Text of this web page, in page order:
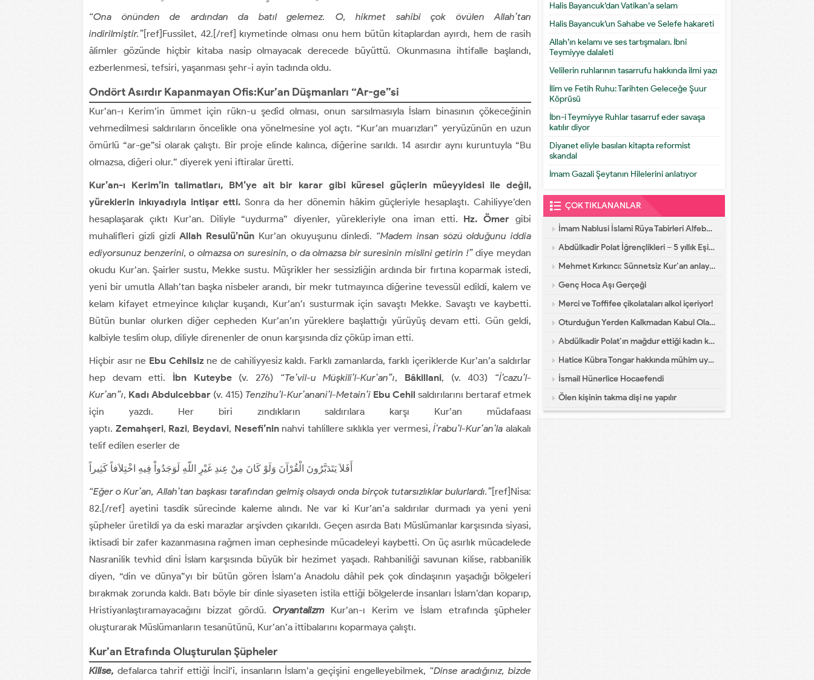
“Ona önünden de ardından da batıl gelemez. O, hikmet sahibi çok övülen Allah’tan
indirilmiştir.”[ref]Fussilet, 42.[/ref] kıymetinde olması onu hem bütün kitaplardan ayırdı, hem de rasih
âlimler gözünde hiçbir kitaba nasip olmayacak derecede büyüttü. Okunmasına ihtifalle başlandı,
ezberlenmesi, tefsiri, yaşanması şehr-i ayin tadında oldu.
Ondört Asırdır Kapanmayan Ofis:Kur’an Düşmanları “Ar-ge”si
Kur’an-ı Kerim’in ümmet için rükn-u şedîd olması, onun sarsılmasıyla İslam binasının çökeceğinin
vehmedilmesi saldırıların öncelikle ona yönelmesine yol açtı. “Kur’an muarızları” yeryüzünün en uzun
ömürlü “ar-ge”si olarak çalıştı. Bir proje elinde kalınca, diğerine sarıldı. 14 asırdır aynı kuruntuyla “Bu
olmazsa, diğeri olur.” diyerek yeni iftiralar üretti.
Kur’an-ı Kerim’in talimatları, BM’ye ait bir karar gibi küresel güçlerin müeyyidesi ile değil,
yüreklerin inkıyadıyla intişar etti. Sonra da her dönemin hâkim güçleriyle hesaplaştı. Cahiliyye’den
hesaplaşarak çıktı Kur’an. Diliyle “uydurma” diyenler, yürekleriyle ona iman etti. Hz. Ömer gibi
muhalifleri gizli gizliAllah Resulü’nün Kur’an okuyuşunu dinledi. “Madem insan sözü olduğunu iddia
ediyorsunuz benzerini, o olmazsa on suresinin, o da olmazsa bir suresinin mislini getirin !”diye meydan
okudu Kur’an. Şairler sustu, Mekke sustu. Müşrikler her sessizliğin ardında bir fırtına koparmak istedi,
yeni bir umutla Allah’tan başka nisbeler arandı, bir mekr tutmayınca diğerine tevessül edildi, kalem ve
kelam kifayet etmeyince kılıçlar kuşandı, Kur’an’ı susturmak için savaştı Mekke. Savaştı ve kaybetti.
Bütün bunlar olurken diğer cepheden Kur’an’ın yüreklere başlattığı yürüyüş devam etti. Gün geldi,
kalbiyle teslim olup, diliyle direnenler de onun karşısında diz çöküp iman etti.
Hiçbir asır ne Ebu Cehilsizne de cahiliyyesiz kaldı. Farklı zamanlarda, farklı içeriklerde Kur’an’a saldırlar
hep devam etti. İbn Kuteybe(v. 276) “Te’vil-u Müşkili’l-Kur’an”ı, Bâkillani, (v. 403) “İ’cazu’l-
Kur’an”ı, Kadı Abdulcebbar (v. 415) Tenzihu’l-Kur’anani’l-Metain’i Ebu Cehil saldırılarını bertaraf etmek
için yazdı. Her biri zındıkların saldırılara karşı Kur’an müdafaası
yaptı. Zemahşeri, Razi, Beydavi, Nesefi’ninnahvi tahlillere sıklıkla yer vermesi,İ’rabu’l-Kur’an’la alakalı
telif edilen eserler de
أَفَلاَ يَتَدَبَّرُونَ الْقُرْآنَ وَلَوْ كَانَ مِنْ عِندِ غَيْرِ اللّهِ لَوَجَدُواْ فِيهِ اخْتِلاَفاً كَثِيراً
“Eğer o Kur’an, Allah’tan başkası tarafından gelmiş olsaydı onda birçok tutarsızlıklar bulurlardı.”[ref]Nisa:
82.[/ref] ayetini tasdik sürecinde kaleme alındı. Ne var ki Kur’an’a saldırılar durmadı ya yeni yeni
şüpheler üretildi ya da eski marazlar arşivden çıkarıldı. Geçen asırda Batı Müslümanlar karşısında siyasi,
iktisadi bir zafer kazanmasına rağmen iman cephesinde mücadeleyi kaybetti. On üç asırlık mücadelede
Nasranilik tevhid dini İslam karşısında büyük bir hezimet yaşadı. Rahbaniliği savunan kilise, rabbanilik
diyen, “din ve dünya”yı bir bütün gören İslam’a Anadolu dâhil pek çok dindaşının yaşadığı bölgeleri
bırakmak zorunda kaldı. Batı böyle bir dinle siyaseten istila ettiği bölgelerde insanları İslam’dan koparıp,
Hristiyanlaştıramayacağını bizzat gördü. Oryantalizm Kur’an-ı Kerim ve İslam etrafında şüpheler
oluşturarak Müslümanların tesanütünü, Kur’an’a ittibalarını koparmaya çalıştı.
Kur’an Etrafında Oluşturulan Şüpheler
Kilise, defalarca tahrif ettiği İncil’i, insanların İslam’a geçişini engelleyebilmek, “Dinse aradığınız, bizde
Halis Bayancuk’dan Vatikan’a selam
Halis Bayancuk’un Sahabe ve Selefe hakareti
Allah’ın kelamı ve ses tartışmaları. İbni
Teymiyye dalaleti
Velilerin ruhlarının tasarrufu hakkında ilmi yazı
İlim ve Fetih Ruhu: Tarihten Geleceğe Şuur
Köprüsü
İbn-i Teymiyye Ruhlar tasarruf eder savaşa
katılır diyor
Diyanet eliyle basılan kitapta reformist
skandal
İmam Gazali Şeytanın Hilelerini anlatıyor
ÇOK TIKLANANLAR
İmam Nablusi İslami Rüya Tabirleri Alfebatik Sıra
Abdülkadir Polat İğrençlikleri – 5 yıllık Eşinin İtirafları
Mehmet Kırkıncı: Sünnetsiz Kur’an anlayışı hastalıktır, dalalettir!
Genç Hoca Aşı Gerçeği
Merci ve Toffifee çikolataları alkol içeriyor!
Oturduğun Yerden Kalkmadan Kabul Olacak Dua
Abdülkadir Polat’ın mağdur ettiği kadın konuştu
Hatice Kübra Tongar hakkında mühim uyarı
İsmail Hünerlice Hocaefendi
Ölen kişinin takma dişi ne yapılır